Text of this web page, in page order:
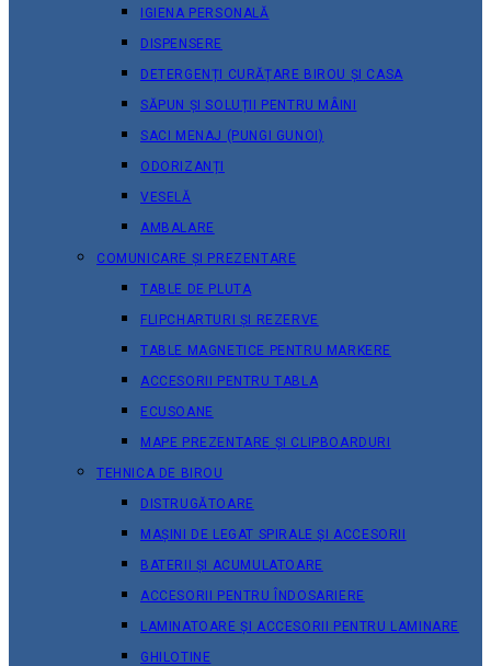
IGIENA PERSONALĂ
DISPENSERE
DETERGENȚI CURĂȚARE BIROU ȘI CASA
SĂPUN ȘI SOLUȚII PENTRU MÂINI
SACI MENAJ (PUNGI GUNOI)
ODORIZANȚI
VESELĂ
AMBALARE
COMUNICARE ȘI PREZENTARE
TABLE DE PLUTA
FLIPCHARTURI ȘI REZERVE
TABLE MAGNETICE PENTRU MARKERE
ACCESORII PENTRU TABLA
ECUSOANE
MAPE PREZENTARE ȘI CLIPBOARDURI
TEHNICA DE BIROU
DISTRUGĂTOARE
MAȘINI DE LEGAT SPIRALE ȘI ACCESORII
BATERII ȘI ACUMULATOARE
ACCESORII PENTRU ÎNDOSARIERE
LAMINATOARE ȘI ACCESORII PENTRU LAMINARE
GHILOTINE